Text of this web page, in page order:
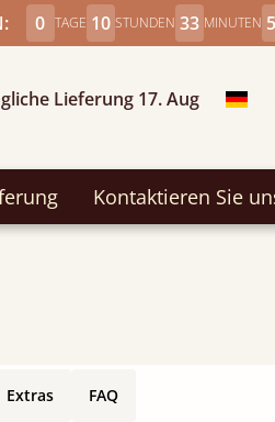
0 TAGE 10 STUNDEN 33 MINUTEN
Lieferung 17. Aug Land
Kontaktieren Sie
Extras FAQ